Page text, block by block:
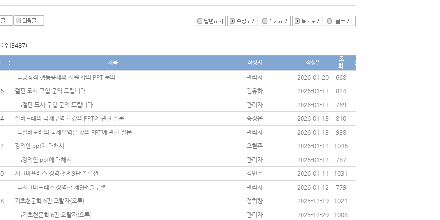
수(3487)
제목 작성자 작성일
조
회
긍정적 행동중재와 지원 강의 PPT 문의 관리자 2026-01-20
668
절판 도서 구입 문의 드립니다. 김유하 2026-01-13
824
절판 도서 구입 문의 드립니다.
관리자 2026-01-13
769
살바토레의 국제무역론 강의 PPT에 관한 질문 송정은 2026-01-13
810
살바토레의 국제무역론 강의 PPT에 관한 질문
관리자 2026-01-13
938
강의안 ppt에 대해서 오현주 2026-01-12
1046
강의안 ppt에 대해서
관리자 2026-01-12
787
시그마프레스 정역학 제9판 솔루션 김민주 2026-01-11
1031
시그마프레스 정역학 제9판 솔루션
관리자 2026-01-12
779
기초천문학 6판 오탈자(오류) 정휘찬 2025-12-19
1021
기초천문학 6판 오탈자(오류)
관리자 2025-12-29 1008